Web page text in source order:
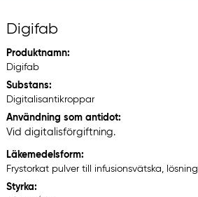
Digifab
Produktnamn:
Digifab
Substans:
Digitalisantikroppar
Användning som antidot:
Vid digitalisförgiftning.
Läkemedelsform:
Frystorkat pulver till infusionsvätska, lösning
Styrka: